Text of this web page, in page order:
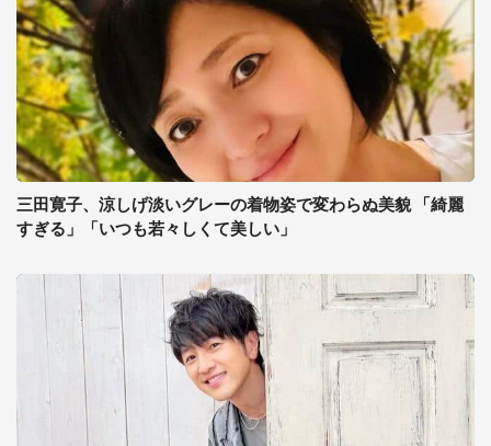
三田寛子、涼しげ淡いグレーの着物姿で変わらぬ美貌 「綺麗
すぎる」「いつも若々しくて美しい」